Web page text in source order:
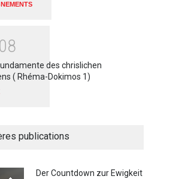
08
des chrislichen
( Rhéma-Dokimos 1)
publications
Der Countdown zur Ewigkeit